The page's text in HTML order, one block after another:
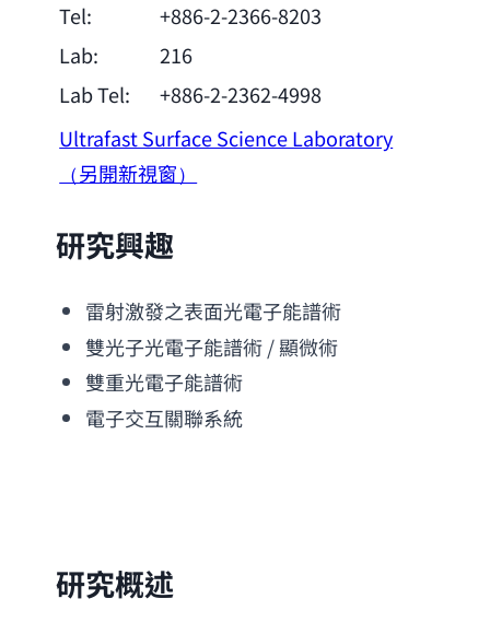
Tel:
+886-2-2366-8203
Lab:
216
Lab Tel:
+886-2-2362-4998
Ultrafast Surface Science Laboratory
（另開新視窗）
研究興趣
雷射激發之表面光電子能譜術
雙光子光電子能譜術 / 顯微術
雙重光電子能譜術
電子交互關聯系統
研究概述